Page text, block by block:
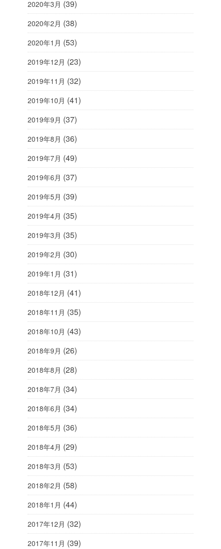
2020年3月 (39)
2020年2月 (38)
2020年1月 (53)
2019年12月 (23)
2019年11月 (32)
2019年10月 (41)
2019年9月 (37)
2019年8月 (36)
2019年7月 (49)
2019年6月 (37)
2019年5月 (39)
2019年4月 (35)
2019年3月 (35)
2019年2月 (30)
2019年1月 (31)
2018年12月 (41)
2018年11月 (35)
2018年10月 (43)
2018年9月 (26)
2018年8月 (28)
2018年7月 (34)
2018年6月 (34)
2018年5月 (36)
2018年4月 (29)
2018年3月 (53)
2018年2月 (58)
2018年1月 (44)
2017年12月 (32)
2017年11月 (39)